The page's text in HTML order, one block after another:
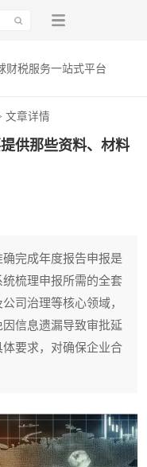
财税服务一站式平台
文章详情
供那些资料、材料
完成年度报告申报是
梳理申报所需的全套
司治理等核心领域，
信息遗漏导致审批延
要求，对确保企业合